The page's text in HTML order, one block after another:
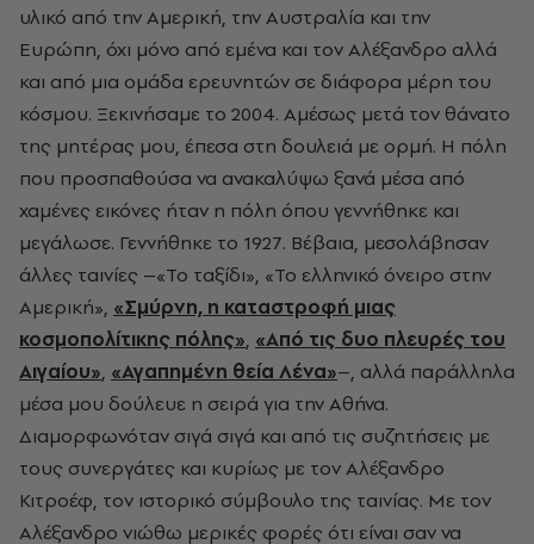
υλικό από την Αμερική, την Αυστραλία και την
Ευρώπη, όχι μόνο από εμένα και τον Αλέξανδρο αλλά
και από μια ομάδα ερευνητών σε διάφορα μέρη του
κόσμου. Ξεκινήσαμε το 2004. Αμέσως μετά τον θάνατο
της μητέρας μου, έπεσα στη δουλειά με ορμή. Η πόλη
που προσπαθούσα να ανακαλύψω ξανά μέσα από
χαμένες εικόνες ήταν η πόλη όπου γεννήθηκε και
μεγάλωσε. Γεννήθηκε το 1927. Βέβαια, μεσολάβησαν
άλλες ταινίες –«Το ταξίδι», «Το ελληνικό όνειρο στην
Αμερική», «Σμύρνη, η καταστροφή μιας
κοσμοπολίτικης πόλης», «Από τις δυο πλευρές του
Αιγαίου», «Αγαπημένη θεία Λένα»–, αλλά παράλληλα
μέσα μου δούλευε η σειρά για την Αθήνα.
Διαμορφωνόταν σιγά σιγά και από τις συζητήσεις με
τους συνεργάτες και κυρίως με τον Αλέξανδρο
Κιτροέφ, τον ιστορικό σύμβουλο της ταινίας. Με τον
Αλέξανδρο νιώθω μερικές φορές ότι είναι σαν να